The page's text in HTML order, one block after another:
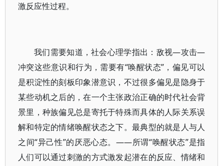
激反应性过程。
我们需要知道，社会心理学指出：敌视—攻击—
冲突这些意识和行为，需要有“唤醒状态”，偏见可以
是积淀性的刻板印象潜意识，不过很多偏见是隐身于
某些动机之后的，在一个主张政治正确的时代社会背
景里，种族偏见总是寄托于特殊而具体的人际关系误
解和特定的情绪唤醒状态之下。最典型的就是人与人
之间“异己性”的厌恶心态。——所谓“唤醒状态”是指
人们可以通过刺激的方式激发起潜在的反应、情绪和